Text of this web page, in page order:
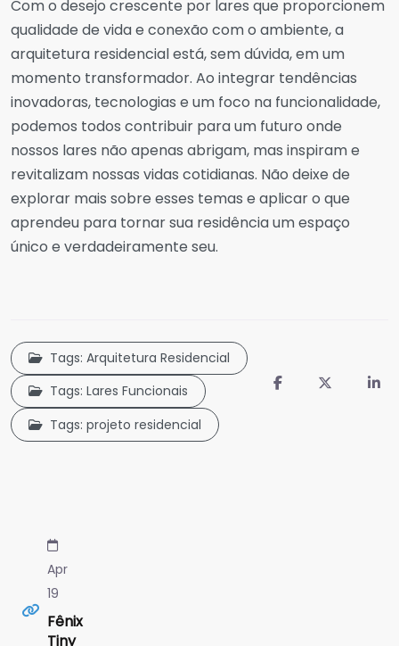
Com o desejo crescente por lares que proporcionem
qualidade de vida e conexão com o ambiente, a
arquitetura residencial está, sem dúvida, em um
momento transformador. Ao integrar tendências
inovadoras, tecnologias e um foco na funcionalidade,
podemos todos contribuir para um futuro onde
nossos lares não apenas abrigam, mas inspiram e
revitalizam nossas vidas cotidianas. Não deixe de
explorar mais sobre esses temas e aplicar o que
aprendeu para tornar sua residência um espaço
único e verdadeiramente seu.
Tags: Arquitetura Residencial
Tags: Lares Funcionais
Tags: projeto residencial
Apr
19
Fênix
Tiny